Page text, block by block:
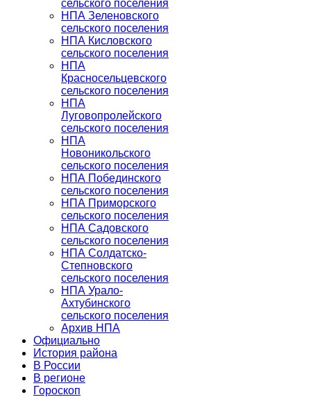
сельского поселения
НПА Зеленовского
сельского поселения
НПА Кисловского
сельского поселения
НПА
Красносельцевского
сельского поселения
НПА
Луговопролейского
сельского поселения
НПА
Новоникольского
сельского поселения
НПА Побединского
сельского поселения
НПА Приморского
сельского поселения
НПА Садовского
сельского поселения
НПА Солдатско-
Степновского
сельского поселения
НПА Урало-
Ахтубинского
сельского поселения
Архив НПА
Официально
История района
В России
В регионе
Гороскоп